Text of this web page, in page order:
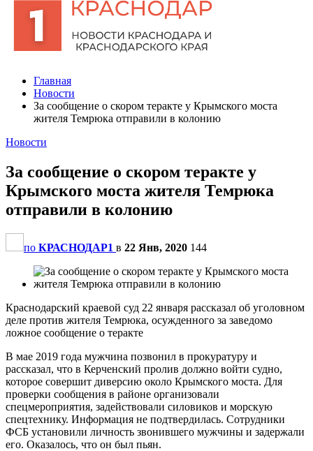
Главная
Новости
За сообщение о скором теракте у Крымского моста
жителя Темрюка отправили в колонию
Новости
За сообщение о скором теракте у
Крымского моста жителя Темрюка
отправили в колонию
по КРАСНОДАР1 в 22 Янв, 2020 144
Краснодарский краевой суд 22 января рассказал об уголовном
деле против жителя Темрюка, осужденного за заведомо
ложное сообщение о теракте
В мае 2019 года мужчина позвонил в прокуратуру и
рассказал, что в Керченский пролив должно войти судно,
которое совершит диверсию около Крымского моста. Для
проверки сообщения в районе организовали
спецмероприятия, задействовали силовиков и морскую
спецтехнику. Информация не подтвердилась. Сотрудники
ФСБ установили личность звонившего мужчины и задержали
его. Оказалось, что он был пьян.